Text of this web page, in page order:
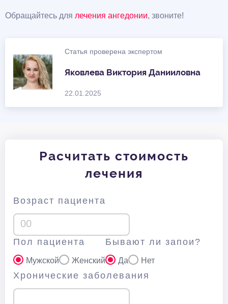
Обращайтесь для лечения ангедонии, звоните!
Статья проверена экспертом
Яковлева Виктория Данииловна
22.01.2025
Расчитать стоимость
лечения
Возраст пациента
Пол пациента
Мужской Женский
Бывают ли запои?
Да Нет
Хронические заболевания